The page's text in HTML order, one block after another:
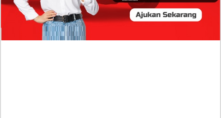
Sumber Penghasilan Asila Maisa Apa Saja? Dituding
Beli Barang Branded Pakai Uang Ayah yang Jadi
Wabup!